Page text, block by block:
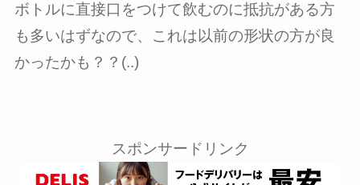
ボトルに直接口をつけて飲むのに抵抗がある方
も多いはずなので、これは以前の形状の方が良
かったかも？？(..)
スポンサードリンク